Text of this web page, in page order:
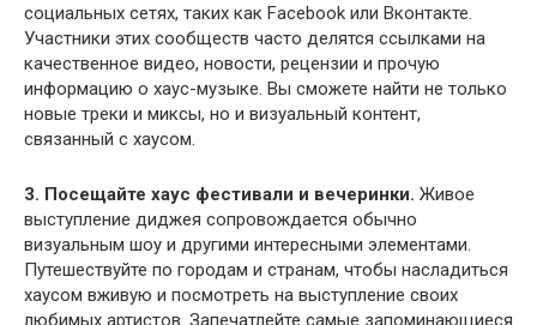
социальных сетях, таких как Facebook или Вконтакте.
Участники этих сообществ часто делятся ссылками на
качественное видео, новости, рецензии и прочую
информацию о хаус-музыке. Вы сможете найти не только
новые треки и миксы, но и визуальный контент,
связанный с хаусом.
3. Посещайте хаус фестивали и вечеринки. Живое
выступление диджея сопровождается обычно
визуальным шоу и другими интересными элементами.
Путешествуйте по городам и странам, чтобы насладиться
хаусом вживую и посмотреть на выступление своих
любимых артистов. Запечатлейте самые запоминающиеся